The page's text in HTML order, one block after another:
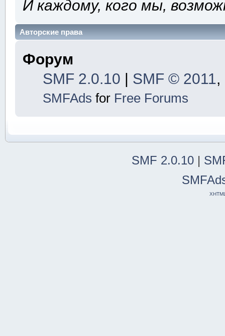
И каждому, кого мы,
Авторские права
Форум
SMF 2.0.10 | SMF © 2011,
SMFAds for Free Forums
SMF 2.0.10|